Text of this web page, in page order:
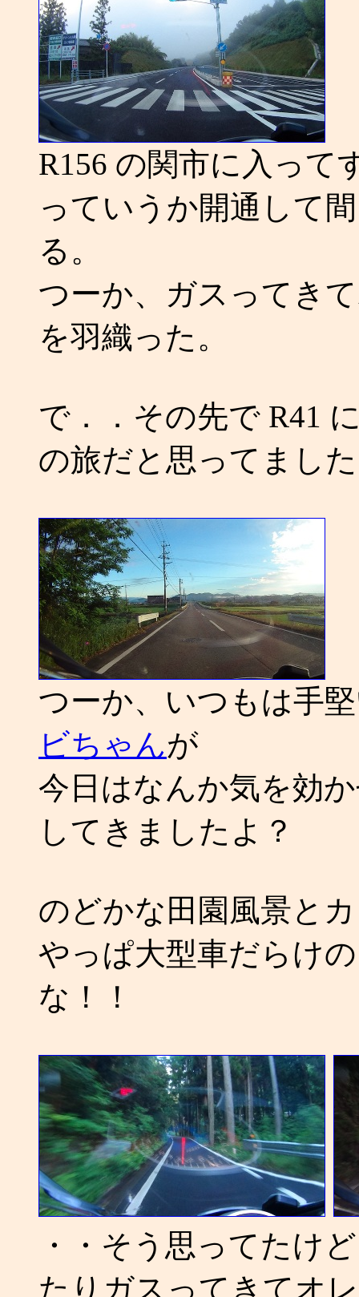
R156 の関市に入って
っていうか開通して
る。
つーか、ガスってき
を羽織った。
で．．その先で R41
の旅だと思ってまし
つーか、いつもは手
ビちゃんが
今日はなんか気を効
してきましたよ？
のどかな田園風景と
やっぱ大型車だらけ
な！！
・・そう思ってたけ
たりガスってきてオ